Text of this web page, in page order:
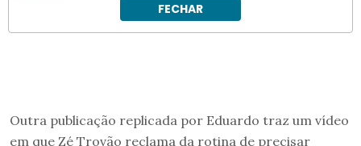
Outra publicação replicada por Eduardo traz um vídeo
em que Zé Trovão reclama da rotina de precisar
FECHAR